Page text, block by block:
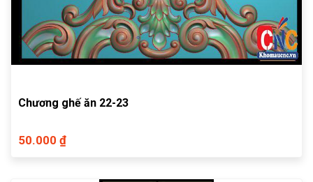
Chương ghế ăn 22-23
50.000 ₫